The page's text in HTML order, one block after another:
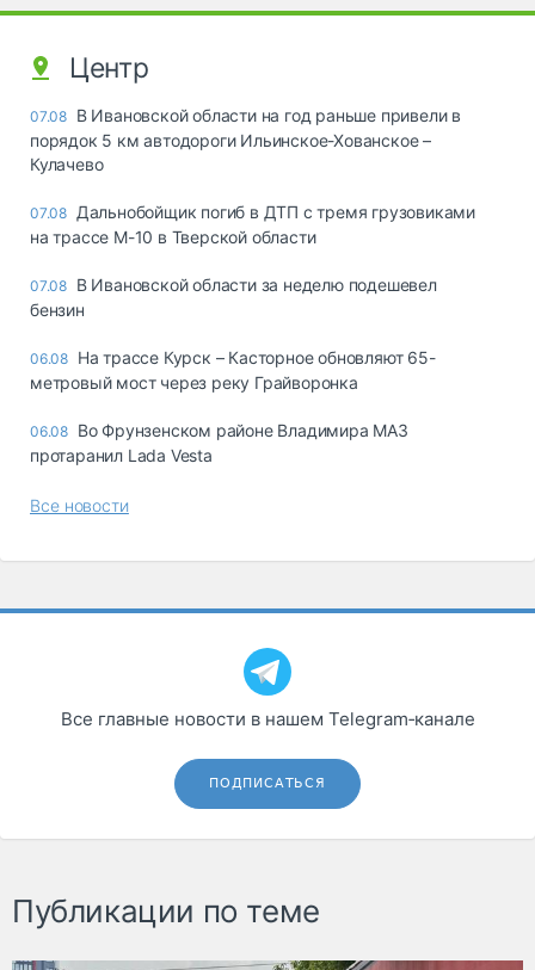
Центр
07.08 В Ивановской области на год раньше привели в
порядок 5 км автодороги Ильинское-Хованское –
Кулачево
07.08 Дальнобойщик погиб в ДТП с тремя грузовиками
на трассе М-10 в Тверской области
07.08 В Ивановской области за неделю подешевел
бензин
06.08 На трассе Курск – Касторное обновляют 65-
метровый мост через реку Грайворонка
06.08 Во Фрунзенском районе Владимира МАЗ
протаранил Lada Vesta
Все новости
Все главные новости в нашем Telegram‑канале
ПОДПИСАТЬСЯ
Публикации по теме